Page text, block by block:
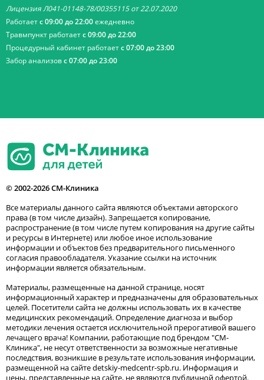
Лицензия Л041-01148-78/00355115 от 22.07.2020
Работаетс 09:00 до 22:00ежедневно
Травмпункт работаетс 09:00 до 22:00
Процедурный кабинет работаетс 07:00 до 23:00
Забор анализовс 07:00 до 23:00
© 2002-2026 СМ-Клиника
Все материалы данного сайта являются объектами авторского
права (в том числе дизайн). Запрещается копирование,
распространение (в том числе путем копирования на другие сайты
и ресурсы в Интернете) или любое иное использование
информации и объектов без предварительного письменного
согласия правообладателя. Указание ссылки на источник
информации является обязательным.
Материалы, размещенные на данной странице, носят
информационный характер и предназначены для образовательных
целей. Посетители сайта не должны использовать их в качестве
медицинских рекомендаций. Определение диагноза и выбор
методики лечения остается исключительной прерогативой вашего
лечащего врача! Компании, работающие под брендом "СМ-
Клиника", не несут ответственности за возможные негативные
последствия, возникшие в результате использования информации,
размещенной на сайте detskiy-medcentr-spb.ru. Информация и
цены, представленные на сайте, не являются публичной офертой.